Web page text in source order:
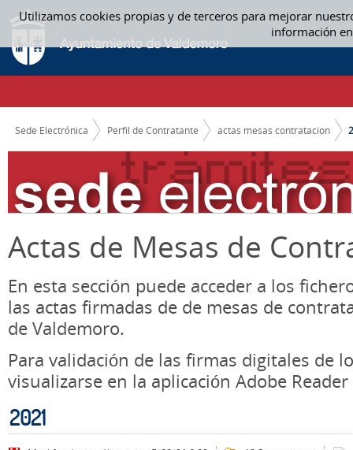
Utilizamos cookies propias y de terceros para mejorar
información
Saltar al contenido
2021 - ACTAS MESAS CONTRATACION
CAMINO DE MIGAS
Sede Electrónica Perfil de Contratante actas mesas contratacion
Actas de Mesas de
En esta sección puede acceder a los
las actas firmadas de de mesas de
de Valdemoro.
Para validación de las firmas digitales de
visualizarse en la aplicación Adobe Reader
2021